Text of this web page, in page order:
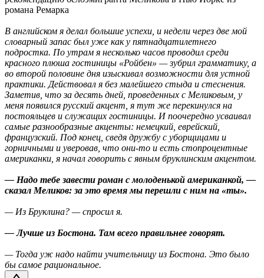
романа Ремарка
В английском я делал большие успехи, и недели через две мой
словарный запас был уже как у пятнадцатилетнего
подростка. По утрам я несколько часов проводил среди
красного плюша гостиницы «Ройбен» — зубрил грамматику, а
во второй половине дня изыскивал возможности для устной
практики. Действовал я без малейшего стыда и стеснения.
Заметив, что за десять дней, проведенных с Меликовым, у
меня появился русский акцент, я тут же перекинулся на
постояльцев и служащих гостиницы. И поочередно усваивал
самые разнообразные акценты: немецкий, еврейский,
французский. Под конец, сведя дружбу с уборщицами и
горничными и уверовав, что они-то и есть стопроцентные
американки, я начал говорить с явным бруклинским акцентом.
— Надо тебе завести роман с молоденькой американкой, —
сказал Меликов: за это время мы перешли с ним на «ты».
— Из Бруклина? — спросил я.
— Лучше из Бостона. Там всего правильнее говорят.
— Тогда уж надо найти учительницу из Бостона. Это было
бы самое рациональное.